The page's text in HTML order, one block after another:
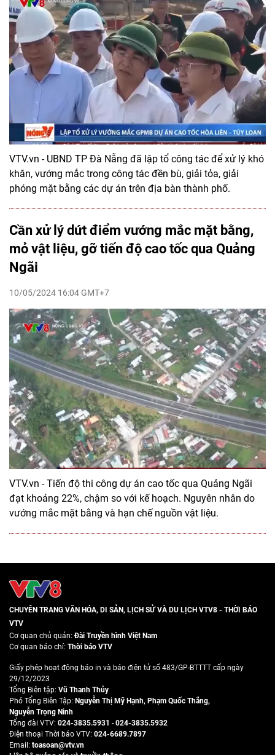
VTV.vn - UBND TP Đà Nẵng đã lập tổ công tác để xử lý khó
khăn, vướng mắc trong công tác đền bù, giải tỏa, giải
phóng mặt bằng các dự án trên địa bàn thành phố.
Cần xử lý dứt điểm vướng mắc mặt bằng,
mỏ vật liệu, gỡ tiến độ cao tốc qua Quảng
Ngãi
10/05/2024 16:04 GMT+7
VTV.vn - Tiến độ thi công dự án cao tốc qua Quảng Ngãi
đạt khoảng 22%, chậm so với kế hoạch. Nguyên nhân do
vướng mắc mặt bằng và hạn chế nguồn vật liệu.
CHUYÊN TRANG VĂN HÓA, DI SẢN, LỊCH SỬ VÀ DU LỊCH VTV8 - THỜI BÁO
VTV
Cơ quan chủ quản:Đài Truyền hình Việt Nam
Cơ quan báo chí: Thời báo VTV
Giấy phép hoạt động báo in và báo điện tử số 483/GP-BTTTT cấp ngày
29/12/2023
Tổng Biên tập: Vũ Thanh Thủy
Phó Tổng Biên Tập: Nguyễn Thị Mỹ Hạnh, Phạm Quốc Thắng,
Nguyễn Trọng Ninh
Tổng đài VTV: 024-3835.5931 - 024-3835.5932
Ðiện thoại Thời báo VTV: 024-6689.7897
Email: toasoan@vtv.vn